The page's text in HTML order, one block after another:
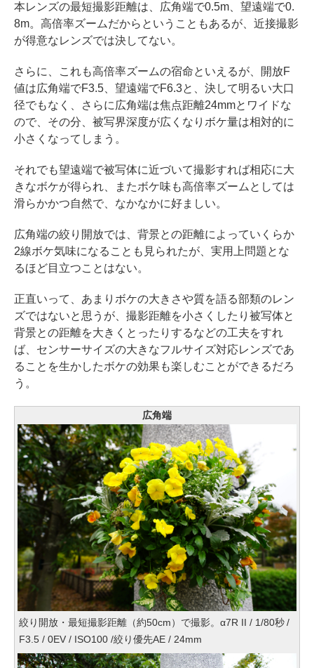
本レンズの最短撮影距離は、広角端で0.5m、望遠端で0.
8m。高倍率ズームだからということもあるが、近接撮影
が得意なレンズでは決してない。
さらに、これも高倍率ズームの宿命といえるが、開放F
値は広角端でF3.5、望遠端でF6.3と、決して明るい大口
径でもなく、さらに広角端は焦点距離24mmとワイドな
ので、その分、被写界深度が広くなりボケ量は相対的に
小さくなってしまう。
それでも望遠端で被写体に近づいて撮影すれば相応に大
きなボケが得られ、またボケ味も高倍率ズームとしては
滑らかかつ自然で、なかなかに好ましい。
広角端の絞り開放では、背景との距離によっていくらか
2線ボケ気味になることも見られたが、実用上問題とな
るほど目立つことはない。
正直いって、あまりボケの大きさや質を語る部類のレン
ズではないと思うが、撮影距離を小さくしたり被写体と
背景との距離を大きくとったりするなどの工夫をすれ
ば、センサーサイズの大きなフルサイズ対応レンズであ
ることを生かしたボケの効果も楽しむことができるだろ
う。
広角端
絞り開放・最短撮影距離（約50cm）で撮影。α7R II / 1/80秒 /
F3.5 / 0EV / ISO100 /絞り優先AE / 24mm